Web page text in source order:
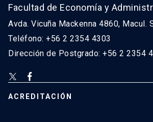
Facultad de Economía y
Avda. Vicuña Mackenna 4860, Macul.
Teléfono: +56 2 2354 4303
Dirección de Postgrado: +56 2 2354
ACREDITACIÓN